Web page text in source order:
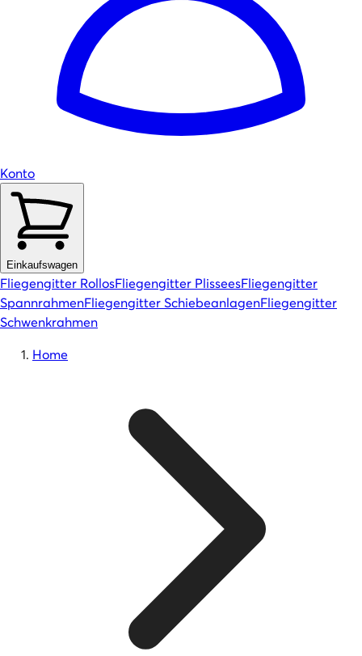
Konto
Einkaufswagen
Fliegengitter RollosFliegengitter PlisseesFliegengitter
SpannrahmenFliegengitter SchiebeanlagenFliegengitter
Schwenkrahmen
Home